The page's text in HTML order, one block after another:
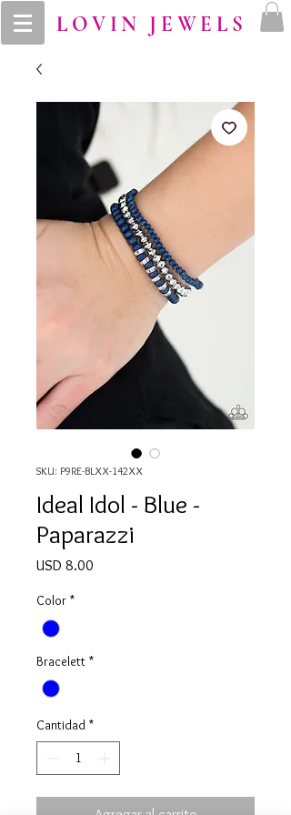
LOVIN JEWELS
SKU: P9RE-BLXX-142XX
Ideal Idol - Blue -
Paparazzi
USD 8.00
Color *
Bracelett *
Cantidad *